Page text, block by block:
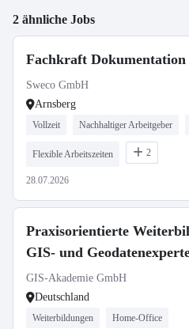
2 ähnliche Jobs
Fachkraft
Sweco GmbH
Arnsberg
Vollzeit Nachhaltiger Arbeitgeber
Flexible Arbeitszeiten 2
28.07.2026
Praxisorientierte
GIS- und
GIS-Akademie GmbH
Deutschland
Weiterbildungen Home-Office